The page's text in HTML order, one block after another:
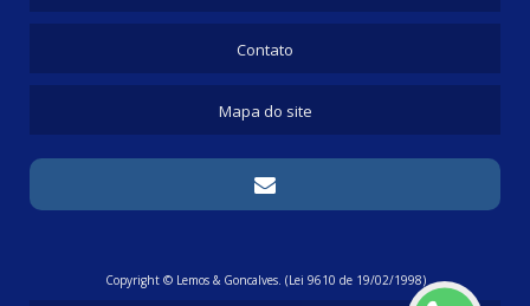
Contato
Mapa do site
Copyright © Lemos & Goncalves. (Lei 9610 de 19/02/1998)